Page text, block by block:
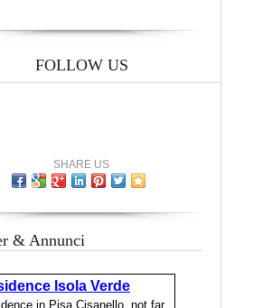
FOLLOW US
SHARE US
& Annunci